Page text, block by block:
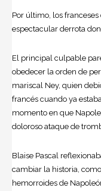
Por último, los
espectacular derrota
El principal culpable
obedecer la orden de
mariscal Ney, quien
francés cuando ya
momento en que
doloroso ataque de
Blaise Pascal
cambiar la historia,
hemorroides de